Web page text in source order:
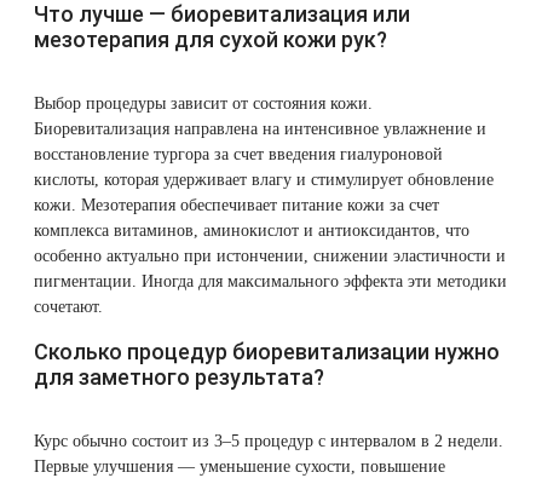
Что лучше — биоревитализация или
мезотерапия для сухой кожи рук?
Выбор процедуры зависит от состояния кожи.
Биоревитализация направлена на интенсивное увлажнение и
восстановление тургора за счет введения гиалуроновой
кислоты, которая удерживает влагу и стимулирует обновление
кожи. Мезотерапия обеспечивает питание кожи за счет
комплекса витаминов, аминокислот и антиоксидантов, что
особенно актуально при истончении, снижении эластичности и
пигментации. Иногда для максимального эффекта эти методики
сочетают.
Сколько процедур биоревитализации нужно
для заметного результата?
Курс обычно состоит из 3–5 процедур с интервалом в 2 недели.
Первые улучшения — уменьшение сухости, повышение